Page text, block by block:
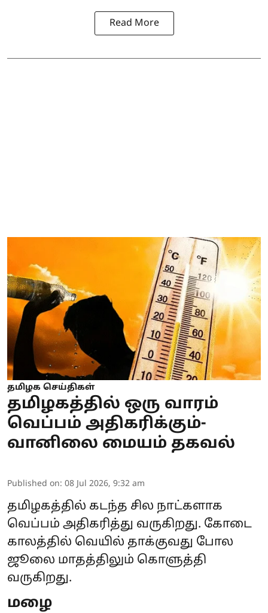
Read More
தமிழக செய்திகள்
தமிழகத்தில் ஒரு வாரம்
வெப்பம் அதிகரிக்கும்-
வானிலை மையம் தகவல்
Published on: 08 Jul 2026, 9:32 am
தமிழகத்தில் கடந்த சில நாட்களாக
வெப்பம் அதிகரித்து வருகிறது. கோடை
காலத்தில் வெயில் தாக்குவது போல
ஜூலை மாதத்திலும் கொளுத்தி
வருகிறது.
மழை